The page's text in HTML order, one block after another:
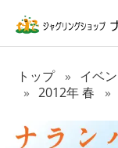
トップ イベ
2012年 春